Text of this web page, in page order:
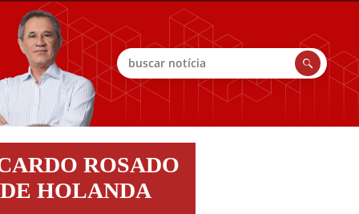
Buscar
ROSADO
DE HOLANDA